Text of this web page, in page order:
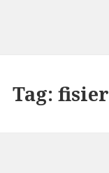
Tag:fisier